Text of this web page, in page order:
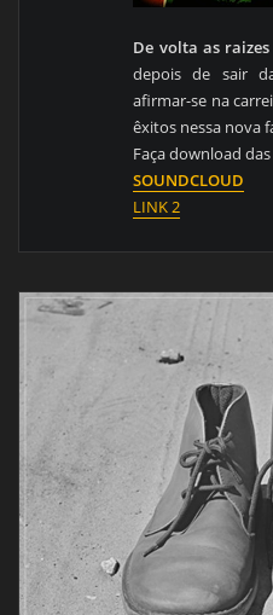
De volta as raizes
depois de sair
afirmar-se na
êxitos nessa nova
Faça download
SOUNDCLOUD
LINK 2